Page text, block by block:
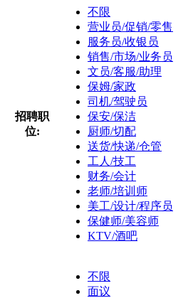
招聘职
位:
不限
营业员/促销/零售
服务员/收银员
销售/市场/业务员
文员/客服/助理
保姆/家政
司机/驾驶员
保安/保洁
厨师/切配
送货/快递/仓管
工人/技工
财务/会计
老师/培训师
美工/设计/程序员
保健师/美容师
KTV/酒吧
不限
面议